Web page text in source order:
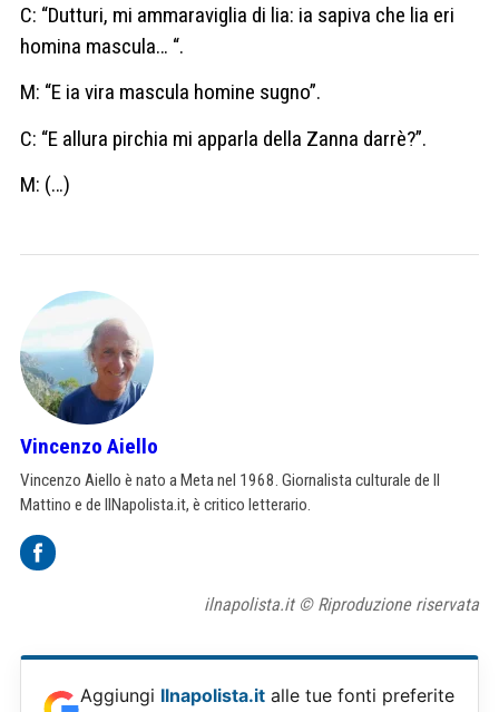
C: “Dutturi, mi ammaraviglia di lia: ia sapiva che lia eri
homina mascula… “.
M: “E ia vira mascula homine sugno”.
C: “E allura pirchia mi apparla della Zanna darrè?”.
M: (…)
Vincenzo Aiello
Vincenzo Aiello è nato a Meta nel 1968. Giornalista culturale de Il
Mattino e de IlNapolista.it, è critico letterario.
ilnapolista.it © Riproduzione riservata
Aggiungi Ilnapolista.it alle tue fonti preferite